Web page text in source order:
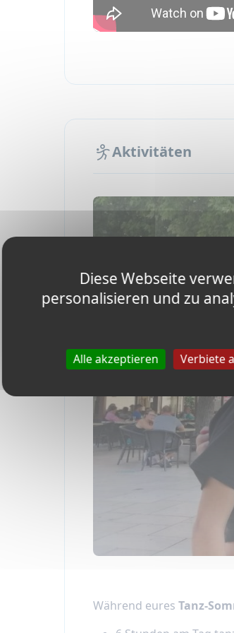
Aufwärmen und
Sessions zur
Wie werde
während der
Internationale
Das Camp beinhaltet
Alle unsere Sportcamps in
Aktivitäten
Während eures Tanz-
Diese Webseite
personalisieren und zu
Alle akzeptieren Verbiete